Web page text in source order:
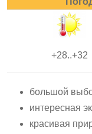
+28..+32
большой
интересная
красивая